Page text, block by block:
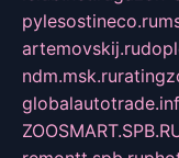
pylesostineco.ru
artemovskij.ru
ndm.msk.ru